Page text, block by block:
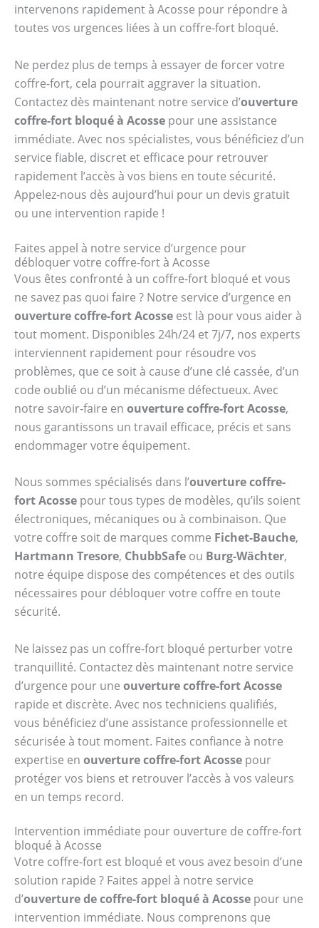
intervenons rapidement à Acosse pour répondre à
toutes vos urgences liées à un coffre-fort bloqué.
Ne perdez plus de temps à essayer de forcer votre
coffre-fort, cela pourrait aggraver la situation.
Contactez dès maintenant notre service d’ouverture
coffre-fort bloqué à Acosse pour une assistance
immédiate. Avec nos spécialistes, vous bénéficiez d’un
service fiable, discret et efficace pour retrouver
rapidement l’accès à vos biens en toute sécurité.
Appelez-nous dès aujourd’hui pour un devis gratuit
ou une intervention rapide !
Faites appel à notre service d’urgence pour
débloquer votre coffre-fort à Acosse
Vous êtes confronté à un coffre-fort bloqué et vous
ne savez pas quoi faire ? Notre service d’urgence en
ouverture coffre-fort Acosse est là pour vous aider à
tout moment. Disponibles 24h/24 et 7j/7, nos experts
interviennent rapidement pour résoudre vos
problèmes, que ce soit à cause d’une clé cassée, d’un
code oublié ou d’un mécanisme défectueux. Avec
notre savoir-faire en ouverture coffre-fort Acosse,
nous garantissons un travail efficace, précis et sans
endommager votre équipement.
Nous sommes spécialisés dans l’ouverture coffre-
fort Acosse pour tous types de modèles, qu’ils soient
électroniques, mécaniques ou à combinaison. Que
votre coffre soit de marques comme Fichet-Bauche,
Hartmann Tresore, ChubbSafe ou Burg-Wächter,
notre équipe dispose des compétences et des outils
nécessaires pour débloquer votre coffre en toute
sécurité.
Ne laissez pas un coffre-fort bloqué perturber votre
tranquillité. Contactez dès maintenant notre service
d’urgence pour une ouverture coffre-fort Acosse
rapide et discrète. Avec nos techniciens qualifiés,
vous bénéficiez d’une assistance professionnelle et
sécurisée à tout moment. Faites confiance à notre
expertise en ouverture coffre-fort Acosse pour
protéger vos biens et retrouver l’accès à vos valeurs
en un temps record.
Intervention immédiate pour ouverture de coffre-fort
bloqué à Acosse
Votre coffre-fort est bloqué et vous avez besoin d’une
solution rapide ? Faites appel à notre service
d’ouverture de coffre-fort bloqué à Acosse pour une
intervention immédiate. Nous comprenons que